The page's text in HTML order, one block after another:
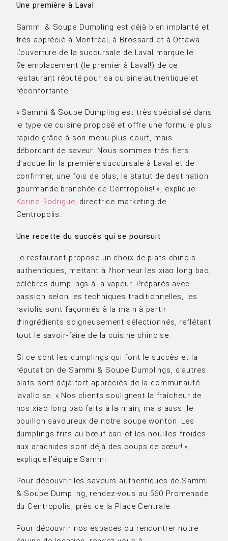
Une première à Laval
Sammi & Soupe Dumpling est déjà bien implanté et
très apprécié à Montréal, à Brossard et à Ottawa.
L’ouverture de la succursale de Laval marque le
9e emplacement (le premier à Laval!) de ce
restaurant réputé pour sa cuisine authentique et
réconfortante.
« Sammi & Soupe Dumpling est très spécialisé dans
le type de cuisine proposé et offre une formule plus
rapide grâce à son menu plus court, mais
débordant de saveur. Nous sommes très fiers
d’accueillir la première succursale à Laval et de
confirmer, une fois de plus, le statut de destination
gourmande branchée de Centropolis! », explique
Karine Rodrigue, directrice marketing de
Centropolis.
Une recette du succès qui se poursuit
Le restaurant propose un choix de plats chinois
authentiques, mettant à l’ honneur les xiao long bao,
célèbres dumplings à la vapeur. Préparés avec
passion selon les techniques traditionnelles, les
raviolis sont façonnés à la main à partir
d’ ingrédients soigneusement sélectionnés, reflétant
tout le savoir-faire de la cuisine chinoise.
Si ce sont les dumplings qui font le succès et la
réputation de Sammi & Soupe Dumplings, d’autres
plats sont déjà fort appréciés de la communauté
lavalloise. « Nos clients soulignent la fraîcheur de
nos xiao long bao faits à la main, mais aussi le
bouillon savoureux de notre soupe wonton. Les
dumplings frits au bœuf cari et les nouilles froides
aux arachides sont déjà des coups de cœur! »,
explique l’équipe Sammi.
Pour découvrir les saveurs authentiques de Sammi
& Soupe Dumpling, rendez-vous au 560 Promenade
du Centropolis, près de la Place Centrale.
Pour découvrir nos espaces ou rencontrer notre